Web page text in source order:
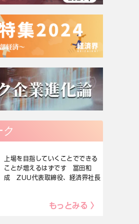
上場を目指していくことでできる
ことが増えるはずです 冨田和
成 ZUU代表取締役、経済界社長
もっとみる 〉